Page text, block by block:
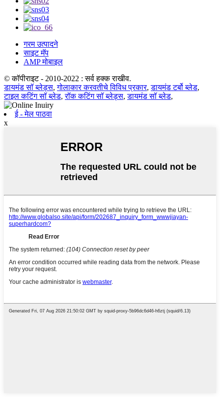
गरम उत्पादने
साइट मॅप
AMP मोबाइल
© कॉपीराइट - 2010-2022 : सर्व हक्क राखीव.
डायमंड सॉ ब्लेड्स,गोलाकार करवतीचे विविध प्रकार,डायमंड टर्बो ब्लेड,
टाइल कटिंग सॉ ब्लेड,रॉक कटिंग सॉ ब्लेड्स,डायमंड सॉ ब्लेड,
ई - मेल पाठवा
x